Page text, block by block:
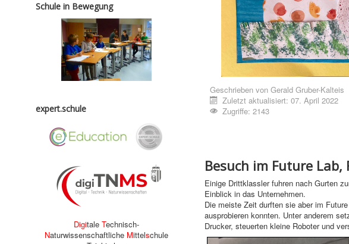
Schule in Bewegung
expert.schule
Digitale Technisch-
Naturwissenschaftliche Mittelschule
Geschrieben von Gerald Gruber-Kalteis
Zuletzt aktualisiert: 07. April 2022
Zugriffe: 2143
Besuch im Future Lab,
Einige Drittklassler fuhren nach Gurten
Einblick in das Unternehmen.
Die meiste Zeit durften sie aber im
ausprobieren konnten. Unter anderem
Drucker, steuerten kleine Roboter und